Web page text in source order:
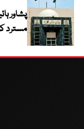
پشاور
مسترد